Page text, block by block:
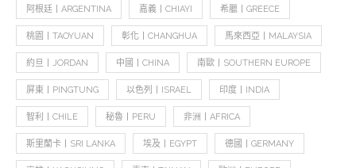
阿根廷丨ARGENTINA 嘉義丨CHIAYI 希臘丨GREECE
桃園丨TAOYUAN 彰化丨CHANGHUA 馬來西亞丨MALAYSIA
約旦丨JORDAN 中國丨CHINA 南歐丨SOUTHERN EUROPE
屏東丨PINGTUNG 以色列丨ISRAEL 印度丨INDIA
智利丨CHILE 秘魯丨PERU 非洲丨AFRICA
斯里蘭卡丨SRI LANKA 埃及丨EGYPT 德國丨GERMANY